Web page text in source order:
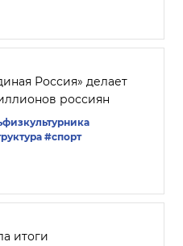
Россия» делает
россиян
#спорт
итоги